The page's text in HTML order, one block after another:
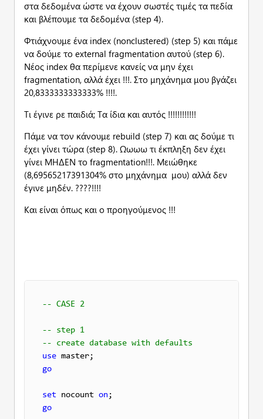
στα δεδομένα ώστε να έχουν σωστές τιμές τα πεδία
και βλέπουμε τα δεδομένα (step 4).
Φτιάχνουμε ένα index (nonclustered) (step 5) και πάμε
να δούμε το external fragmentation αυτού (step 6).
Νέος index θα περίμενε κανείς να μην έχει
fragmentation, αλλά έχει !!!. Στο μηχάνημα μου βγάζει
20,8333333333333% !!!!.
Τι έγινε ρε παιδιά; Τα ίδια και αυτός !!!!!!!!!!!!
Πάμε να τον κάνουμε rebuild (step 7) και ας δούμε τι
έχει γίνει τώρα (step 8). Ωωωω τι έκπληξη δεν έχει
γίνει ΜΗΔΕΝ το fragmentation!!!. Μειώθηκε
(8,69565217391304% στο μηχάνημα μου) αλλά δεν
έγινε μηδέν. ????!!!!
Και είναι όπως και ο προηγούμενος !!!
-- CASE 2
-- step 1
-- create database with defaults
use
go
set nocount on
go